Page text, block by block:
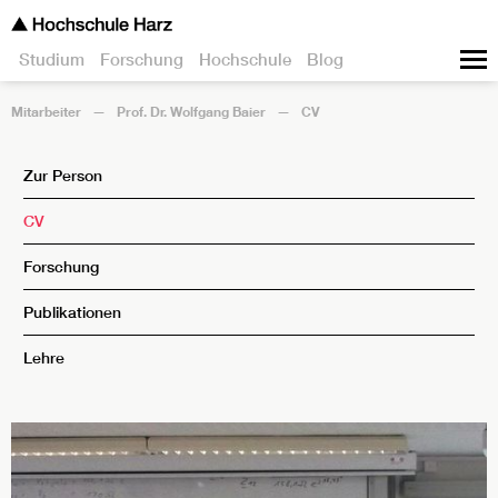
Studium Forschung Hochschule Blog
Mitarbeiter Prof. Dr. Wolfgang Baier CV
Zur Person
CV
Forschung
Publikationen
Lehre